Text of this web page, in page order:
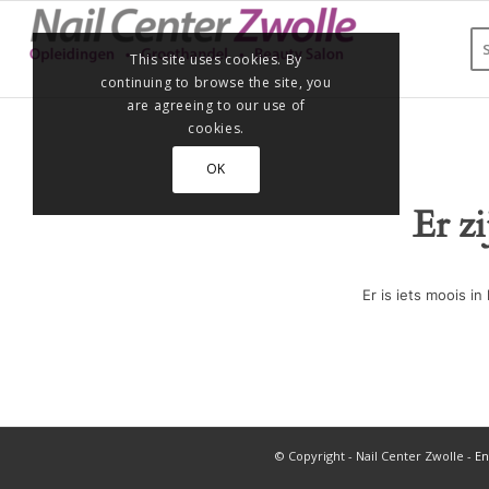
Er
Er is iets moois
© Copyright - Nail Center Zwolle -
This site uses cookies. By
continuing to browse the site, you
are agreeing to our use of
cookies.
OK